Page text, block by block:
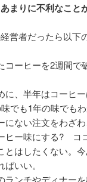
まりに不利なこと
営者だったら以下
コーヒーを2週間で
に、半年はコーヒー
でも1年の味でも
にない注文をわざ
ヒー味にする? コ
とはしたくない。
いい。